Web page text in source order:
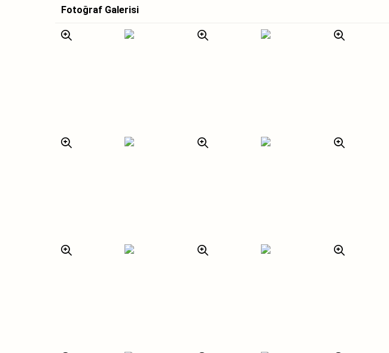
Fotoğraf Galerisi